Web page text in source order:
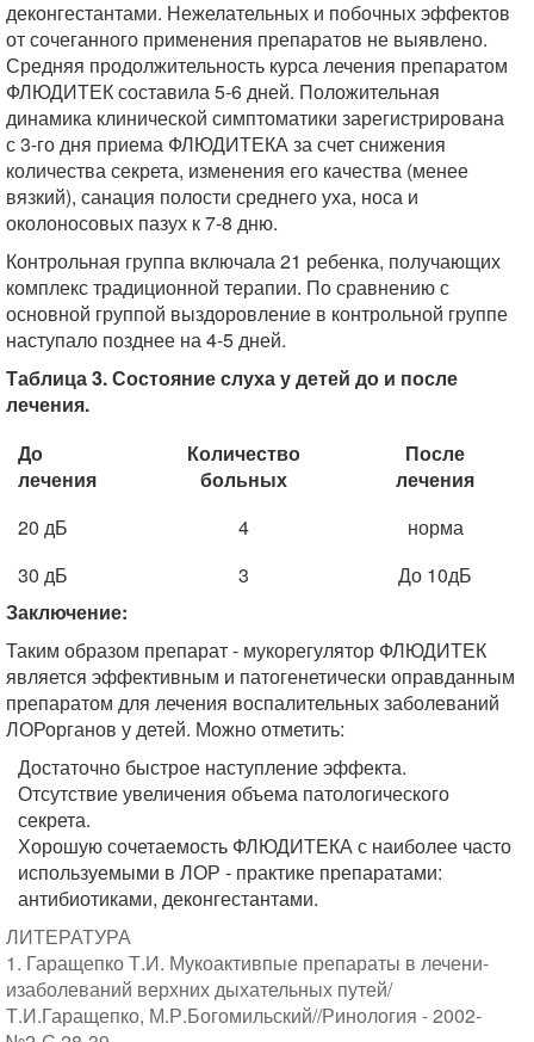
деконгестантами. Нежелательных и побочных эффектов
от сочеганного применения препаратов не выявлено.
Средняя продолжительность курса лечения препаратом
ФЛЮДИТЕК составила 5-6 дней. Положительная
динамика клинической симптоматики зарегистрирована
с 3-го дня приема ФЛЮДИТЕКА за счет снижения
количества секрета, изменения его качества (менее
вязкий), санация полости среднего уха, носа и
околоносовых пазух к 7-8 дню.
Контрольная группа включала 21 ребенка, получающих
комплекс традиционной терапии. По сравнению с
основной группой выздоровление в контрольной группе
наступало позднее на 4-5 дней.
Таблица 3. Состояние слуха у детей до и после
лечения.
До
лечения
Количество
больных
После
лечения
20 дБ
4
норма
30 дБ
3
До 10дБ
Заключение:
Таким образом препарат - мукорегулятор ФЛЮДИТЕК
является эффективным и патогенетически оправданным
препаратом для лечения воспалительных заболеваний
ЛОРорганов у детей. Можно отметить:
Достаточно быстрое наступление эффекта.
Отсутствие увеличения объема патологического
секрета.
Хорошую сочетаемость ФЛЮДИТЕКА с наиболее часто
используемыми в ЛОР - практике препаратами:
антибиотиками, деконгестантами.
ЛИТЕРАТУРА
1. Гаращепко Т.И. Мукоактивпые препараты в лечени-
изаболеваний верхних дыхательных путей/
Т.И.Гаращепко, М.Р.Богомильский//Ринология - 2002-